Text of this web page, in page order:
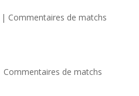
| Commentaires de matchs
Commentaires de matchs